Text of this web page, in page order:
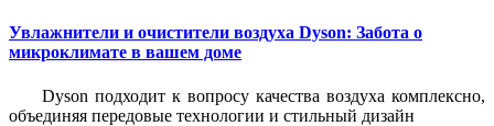
Увлажнители и очистители воздуха Dyson: Забота о
микроклимате в вашем доме
Dyson подходит к вопросу качества воздуха комплексно,
объединяя передовые технологии и стильный дизайн